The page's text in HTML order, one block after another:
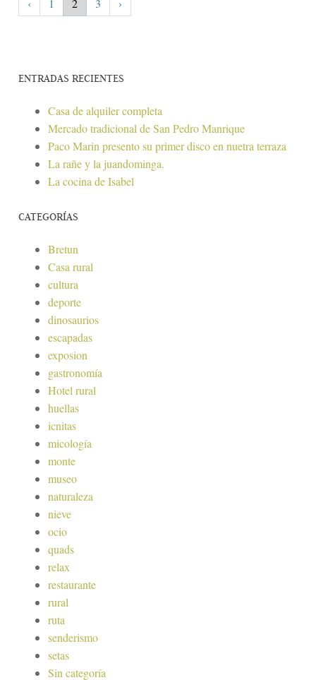
‹ 1 2 3 ›
ENTRADAS RECIENTES
Casa de alquiler completa
Mercado tradicional de San Pedro Manrique
Paco Marin presento su primer disco en nuetra terraza
La rañe y la juandominga.
La cocina de Isabel
CATEGORÍAS
Bretun
Casa rural
cultura
deporte
dinosaurios
escapadas
exposion
gastronomía
Hotel rural
huellas
icnitas
micología
monte
museo
naturaleza
nieve
ocio
quads
relax
restaurante
rural
ruta
senderismo
setas
Sin categoría